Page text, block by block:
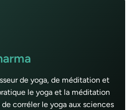
de yoga, de méditation et
le yoga et la méditation
de corréler le yoga aux sciences